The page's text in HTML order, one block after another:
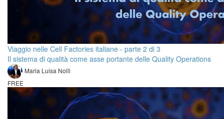
Viaggio nelle Cell Factories italiane - parte 2 di 3
Il sistema di qualità come asse portante delle Quality Operations
Maria Luisa Nolli
FREE